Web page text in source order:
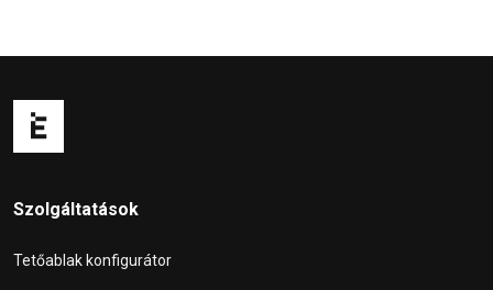
Szolgáltatások
Tetőablak konfigurátor